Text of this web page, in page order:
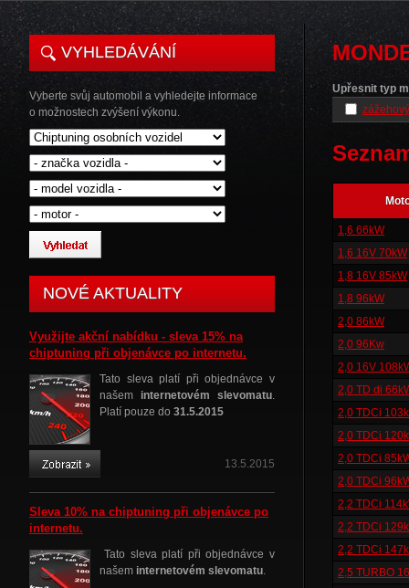
VYHLEDÁVÁNÍ
Vyberte svůj automobil a vyhledejte informace
o možnostech zvýšení výkonu.
NOVÉ AKTUALITY
Využijte akční nabídku - sleva 15% na
chiptuning při objenávce po internetu.
Tato sleva platí při objednávce v
našem internetovém slevomatu.
Platí pouze do 31.5.2015
13.5.2015
Sleva 10% na chiptuning při objenávce po
internetu.
Tato sleva platí při objednávce v
našem internetovém slevomatu.
Upřesnit typ
1,6 66kW
1,6 16V 70kW
1,8 16V 85kW
1,8 96kW
2,0 86kW
2,0 96Kw
2,0 16V
2,0 TD di
2,0 TDCi
2,0 TDCi
2,0 TDCi
2,0 TDCi
2,2 TDCi
2,2 TDCi
2,2 TDCi
2,5 TURBO